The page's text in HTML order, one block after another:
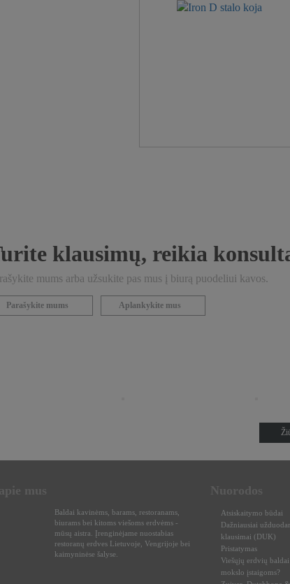
klausimų, reikia
mums arba užsukite pas mus į biurą puodeliui kavos.
Parašykite mums Aplankykite mus
Baldai kavinėms, barams, restoranams,
biurams bei kitoms viešoms erdvėms -
mūsų aistra. Įrenginėjame nuostabias
restoranų erdves Lietuvoje, Vengrijoje bei
kaimyninėse šalyse.
Atsiskaitymo būdai
Dažniausiai
klausimai (DUK)
Pristatymas
Viešųjų erdvių baldai
mokslo įstaigoms?